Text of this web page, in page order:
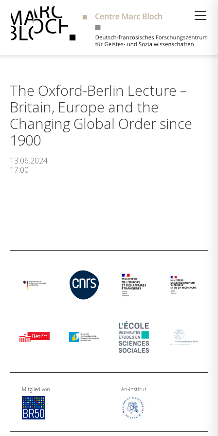
The Oxford-Berlin Lecture –
Britain, Europe and the
Changing Global Order since
1900
13.06.2024
17:00
Mitglied von An-Institut